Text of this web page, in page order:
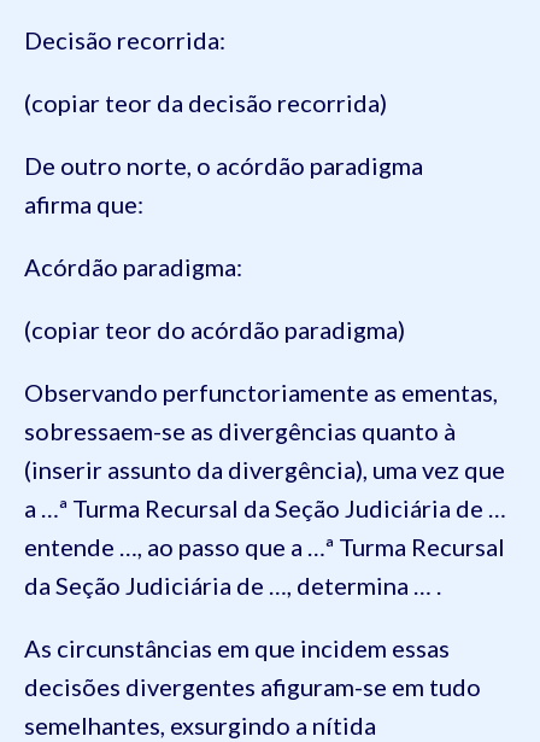
Decisão recorrida:
(copiar teor da decisão recorrida)
De outro norte, o acórdão paradigma
afirma que:
Acórdão paradigma:
(copiar teor do acórdão paradigma)
Observando perfunctoriamente as ementas,
sobressaem-se as divergências quanto à
(inserir assunto da divergência), uma vez que
a …ª Turma Recursal da Seção Judiciária de …
entende …, ao passo que a …ª Turma Recursal
da Seção Judiciária de …, determina … .
As circunstâncias em que incidem essas
decisões divergentes afiguram-se em tudo
semelhantes, exsurgindo a nítida